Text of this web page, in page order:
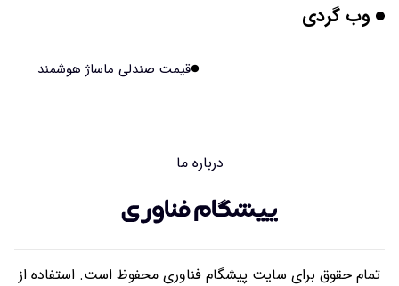
تبدیل پلاستیک سرسخت PVC به ماده روان‌کننده ممکن شد
هوش مصنوعی چینی از قرنطینه فرار کرد و به اینترنت وصل شد
وب گردی
قیمت صندلی ماساژ هوشمند
درباره ما
تمام حقوق برای سایت پیشگام فناوری محفوظ است. استفاده از